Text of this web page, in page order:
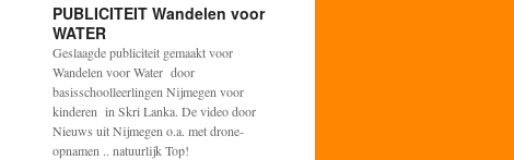
PUBLICITEIT Wandelen voor
WATER
Geslaagde publiciteit gemaakt voor
Wandelen voor Water door
basisschoolleerlingen Nijmegen voor
kinderen in Skri Lanka. De video door
Nieuws uit Nijmegen o.a. met drone-
opnamen .. natuurlijk Top!